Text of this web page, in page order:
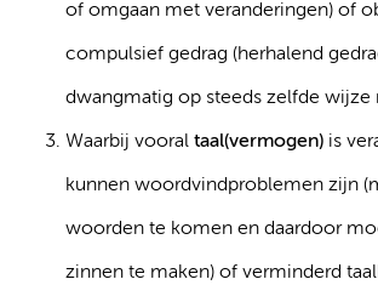
of omgaan met veranderingen) of
compulsief gedrag (herhalend
dwangmatig op steeds zelfde wijze
Waarbij vooral taal(vermogen) is
kunnen woordvindproblemen zijn
woorden te komen en daardoor
zinnen te maken) of verminderd